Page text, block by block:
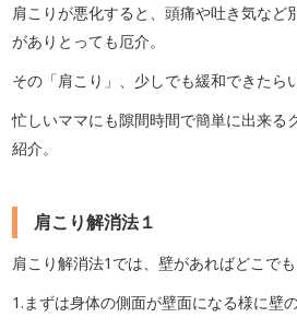
肩こりが悪化すると、頭痛や吐き気など
がありとっても厄介。
その「肩こり」、少しでも緩和できたら
忙しいママにも隙間時間で簡単に出来る
紹介。
肩こり解消法１
肩こり解消法1では、壁があればどこでも
1.まずは身体の側面が壁面になる様に壁